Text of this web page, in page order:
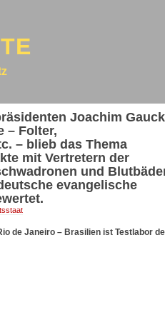
Joachim Gauck
– Folter,
– blieb das Thema
mit Vertretern der
und
evangelische
de Janeiro – Brasilien ist Testlabor